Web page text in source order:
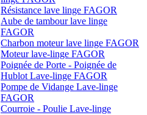
Résistance lave linge FAGOR
Aube de tambour lave linge
FAGOR
Charbon moteur lave linge FAGOR
Moteur lave-linge FAGOR
Poignée de Porte - Poignée de
Hublot Lave-linge FAGOR
Pompe de Vidange Lave-linge
FAGOR
Courroie - Poulie Lave-linge